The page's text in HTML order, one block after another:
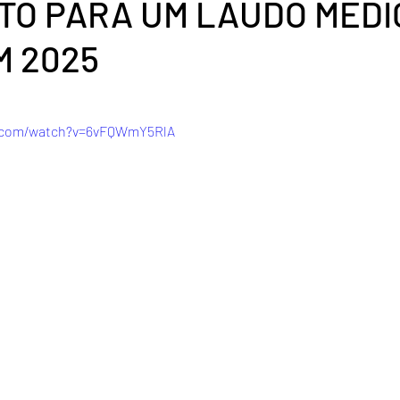
PARA UM LAUDO
2025
watch?v=6vFQWmY5RlA